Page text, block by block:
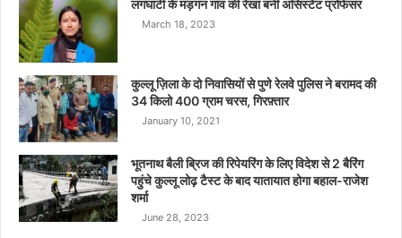
लगघाटी के मड़गन गांव की रेखा बनीं असिस्टेंट प्रोफेसर
March 18, 2023
कुल्लू ज़िला के दो निवासियों से पुणे रेलवे पुलिस ने बरामद की
34 किलो 400 ग्राम चरस, गिरफ़्तार
January 10, 2021
भूतनाथ बैली ब्रिज की रिपेयरिंग के लिए विदेश से 2 बैरिंग
पहुंचे कुल्लू लोढ़ टैस्ट के बाद यातायात होगा बहाल-राजेश
शर्मा
June 28, 2023